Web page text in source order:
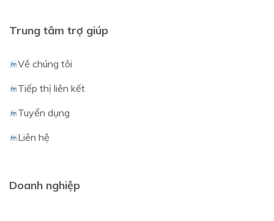
Trung tâm trợ giúp
Về chúng tôi
Tiếp thị liên kết
Tuyển dụng
Liên hệ
Doanh nghiệp